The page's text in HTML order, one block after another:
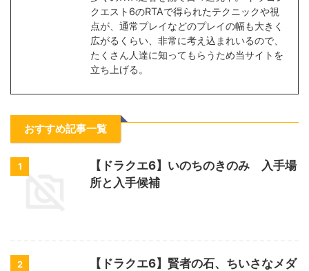
クエスト6のRTAで得られたテクニックや視
点が、通常プレイなどのプレイの幅も大きく
広がるくらい、非常に考え込まれいるので、
たくさん人達に知ってもらうため当サイトを
立ち上げる。
おすすめ記事一覧
1
【ドラクエ6】いのちのきのみ 入手場
所と入手候補
2
【ドラクエ6】賢者の石、ちいさなメダ